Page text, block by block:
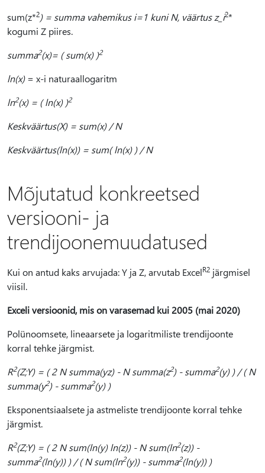
sum(z*2) = summa vahemikus i=1 kuni N, väärtus z_i2*
kogumi Z piires.
summa2(x)= ( sum(x) )2
ln(x)= x-i naturaallogaritm
ln2(x) = ( ln(x) )2
Keskväärtus(X) = sum(x) / N
Keskväärtus(ln(x)) = sum( ln(x) ) / N
Mõjutatud konkreetsed
versiooni- ja
trendijoonemuudatused
Kui on antud kaks arvujada: Y ja Z, arvutab ExcelR2 järgmisel
viisil.
Exceli versioonid, mis on varasemad kui 2005 (mai 2020)
Polünoomsete, lineaarsete ja logaritmiliste trendijoonte
korral tehke järgmist.
R2(Z;Y) = ( 2 N summa(yz) - N summa(z2) - summa2(y) ) / ( N
summa(y2) - summa2(y) )
Eksponentsiaalsete ja astmeliste trendijoonte korral tehke
järgmist.
R2(Z;Y) = ( 2 N sum(ln(y) ln(z)) - N sum(ln2(z)) -
summa2(ln(y)) ) / ( N sum(ln2(y)) - summa2(ln(y)) )